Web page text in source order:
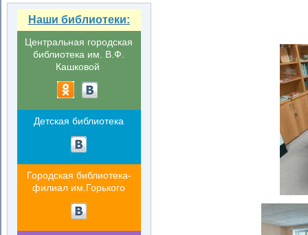
Наши библиотеки:
Центральная городская
библиотека им. В.Ф.
Кашковой
Детская библиотека
Городская библиотека-
филиал им.Горького